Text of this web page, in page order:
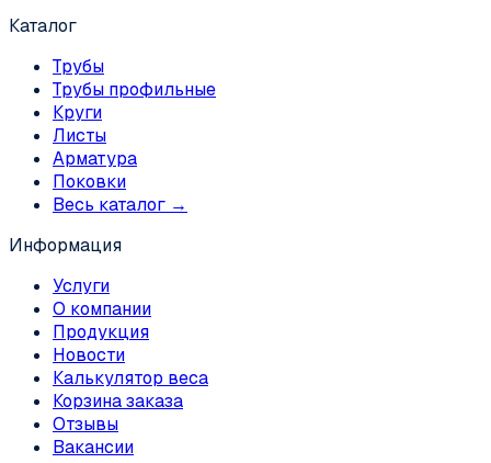
Каталог
Трубы
Трубы профильные
Круги
Листы
Арматура
Поковки
Весь каталог →
Информация
Услуги
О компании
Продукция
Новости
Калькулятор веса
Корзина заказа
Отзывы
Вакансии